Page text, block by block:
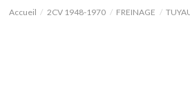
Accueil 2CV 1948-1970 FREINAGE